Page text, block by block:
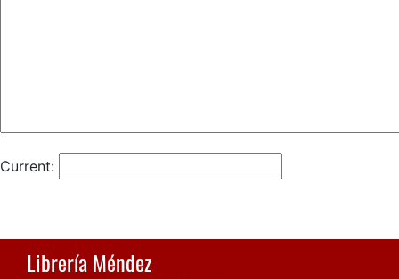
Current:
Librería Méndez